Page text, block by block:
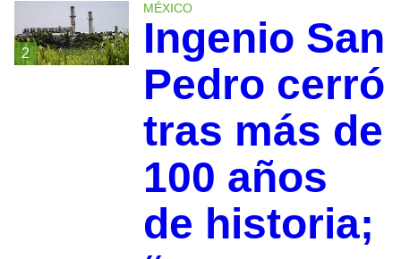
2
MÉXICO
Ingenio San
Pedro cerró
tras más de
100 años
de historia;